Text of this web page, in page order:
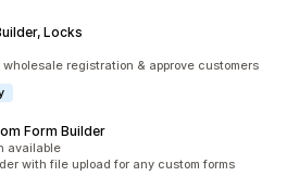
Locks
wholesale registration & approve customers
Form Builder
available
with file upload for any custom forms